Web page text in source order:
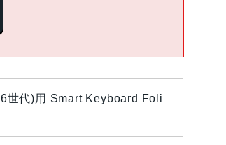
世代)用 Smart Keyboard Foli